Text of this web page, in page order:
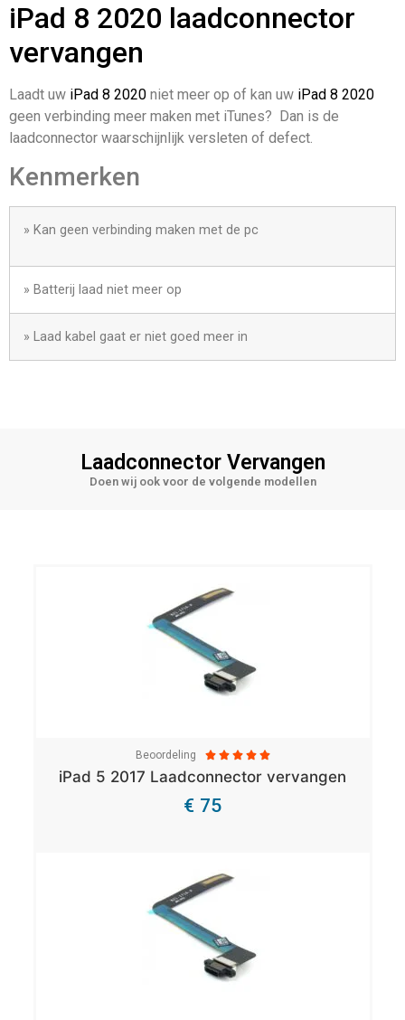
iPad 8 2020 laadconnector
vervangen
Laadt uw iPad 8 2020 niet meer op of kan uw iPad 8 2020
geen verbinding meer maken met iTunes? Dan is de
laadconnector waarschijnlijk versleten of defect.
Kenmerken
» Kan geen verbinding maken met de pc
» Batterij laad niet meer op
» Laad kabel gaat er niet goed meer in
Laadconnector Vervangen
Doen wij ook voor de volgende modellen
Beoordeling     
iPad 5 2017 Laadconnector vervangen
€ 75
Bekijk Details